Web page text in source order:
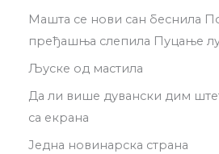
Машта се нови сан беснила
пређашња слепила Пуцање
Љуске од мастила
Да ли више дувански дим
са екрана
Једна новинарска страна